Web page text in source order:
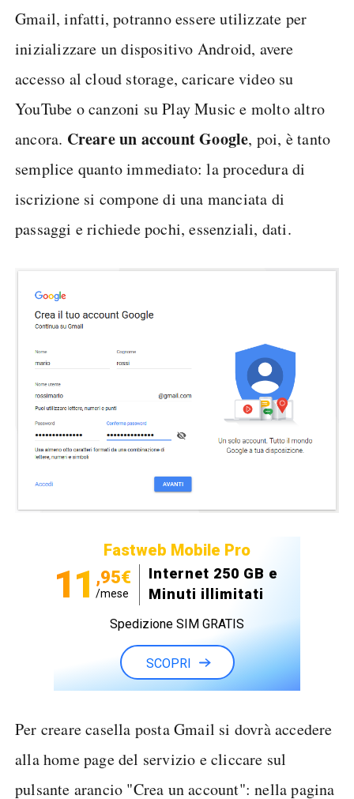
Gmail, infatti, potranno essere utilizzate per
inizializzare un dispositivo Android, avere
accesso al cloud storage, caricare video su
YouTube o canzoni su Play Music e molto altro
ancora. Creare un account Google, poi, è tanto
semplice quanto immediato: la procedura di
iscrizione si compone di una manciata di
passaggi e richiede pochi, essenziali, dati.
Fastweb Mobile Pro
11 ,95€
/mese
Internet 250 GB e
Minuti illimitati
Spedizione SIM GRATIS
SCOPRI
Per creare casella posta Gmail si dovrà accedere
alla home page del servizio e cliccare sul
pulsante arancio "Crea un account": nella pagina